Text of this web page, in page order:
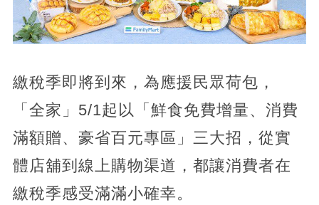
繳稅季即將到來，為應援民眾荷包，
「全家」5/1起以「鮮食免費增量、消費
滿額贈、豪省百元專區」三大招，從實
體店舖到線上購物渠道，都讓消費者在
繳稅季感受滿滿小確幸。